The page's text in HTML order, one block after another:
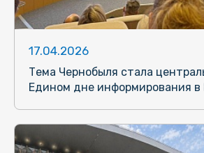
17.04.2026
Тема Чернобыля стала
Едином дне информирования в